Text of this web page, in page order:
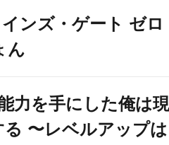
ンズ・ゲート ゼロ
ん
力を手にした俺は現
〜レベルアップは